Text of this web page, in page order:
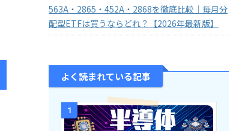
563A・2865・452A・2868を徹底比較｜毎月分
配型ETFは買うならどれ？【2026年最新版】
よく読まれている記事
1